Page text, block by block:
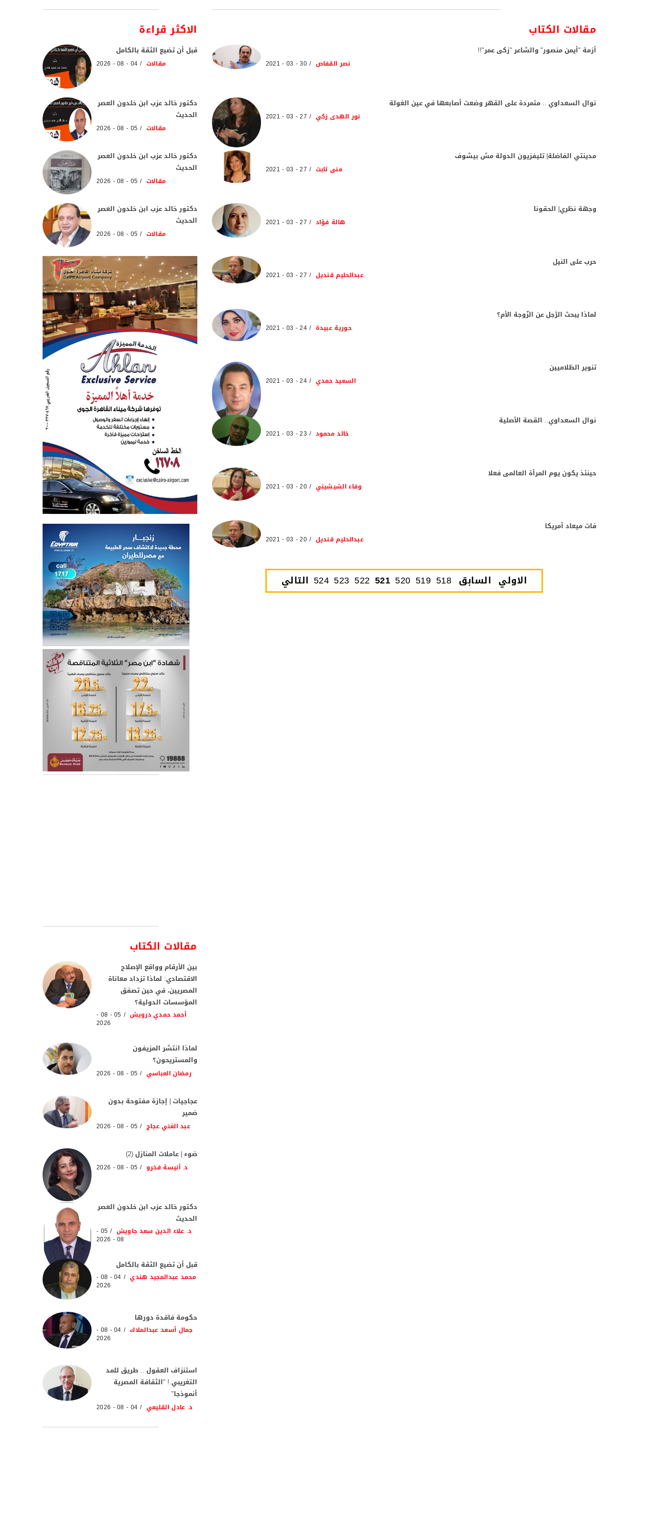
مقالات الكتاب
أزمة "أيمن منصور" والشاعر "زكى عمر"!!
نصر القفاص 30 - 03 - 2021
نوال السعداوي .. متمردة على القهر وضعت أصابعها في عين الغولة
نور الهدى زكي 27 - 03 - 2021
مدينتي الفاضلة| تليفزيون الدولة مش بيشوف
منى ثابت 27 - 03 - 2021
وجهة نظري| الحقونا
هالة فؤاد 27 - 03 - 2021
حرب على النيل
عبدالحليم قنديل 27 - 03 - 2021
لماذا يبحث الرَّجل عن الزّوجة الأم؟
حورية عبيدة 24 - 03 - 2021
تنوير الظلاميين
السعيد حمدي 24 - 03 - 2021
نوال السعداوي.. القصة الأصلية
خالد محمود 23 - 03 - 2021
حينئذ يكون يوم المرأة العالمى فعلا
وفاء الشيشيني 20 - 03 - 2021
فات ميعاد أمريكا
عبدالحليم قنديل 20 - 03 - 2021
الاولي السابق 518
519
520
521
522
523
524 التالي
الاكثر قراءة
قبل أن تضيع الثقة بالكامل
مقالات 04 - 08 - 2026
دكتور خالد عزب ابن خلدون العصر
الحديث
مقالات 05 - 08 - 2026
دكتور خالد عزب ابن خلدون العصر
الحديث
مقالات 05 - 08 - 2026
دكتور خالد عزب ابن خلدون العصر
الحديث
مقالات 05 - 08 - 2026
مقالات الكتاب
بين الأرقام وواقع الإصلاح
الاقتصادي: لماذا تزداد معاناة
المصريين، في حين تصفق
المؤسسات الدولية؟
أحمد حمدي درويش 05 - 08 -
2026
لماذا انتشر المزيفون
والمستريحون؟
رمضان العباسي 05 - 08 - 2026
عجاجيات | إجازة مفتوحة بدون
ضمير
عبد الغني عجاج 05 - 08 - 2026
ضوء | عاملات المنازل (2)
د. أنيسة فخرو 05 - 08 - 2026
دكتور خالد عزب ابن خلدون العصر
الحديث
د. علاء الدين سعد جاويش 05 -
08 - 2026
قبل أن تضيع الثقة بالكامل
محمد عبدالمجيد هندي 04 - 08 -
2026
حكومة فاقدة دورها
جمال أسعد عبدالملاك 04 - 08 -
2026
استنزاف العقول .. طريق للمد
التغريبي.! "الثقافة المصرية
أنموذجا"
د. عادل القليعي 04 - 08 - 2026